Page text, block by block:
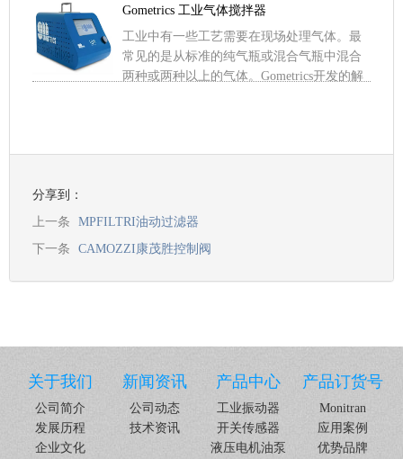
Gometrics 工业气体搅拌器
工业中有一些工艺需要在现场处理气体。最
常见的是从标准的纯气瓶或混合气瓶中混合
两种或两种以上的气体。Gometrics开发的解
分享到：
上一条
MPFILTRI油动过滤器
下一条
CAMOZZI康茂胜控制阀
关于我们
公司简介
发展历程
企业文化
新闻资讯
公司动态
技术资讯
产品中心
工业振动器
开关传感器
液压电机油泵
产品订货号
Monitran
应用案例
优势品牌